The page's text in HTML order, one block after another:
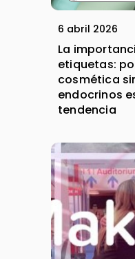
6 abril 2026
La
etiquetas:
cosmética
endocrinos
tendencia